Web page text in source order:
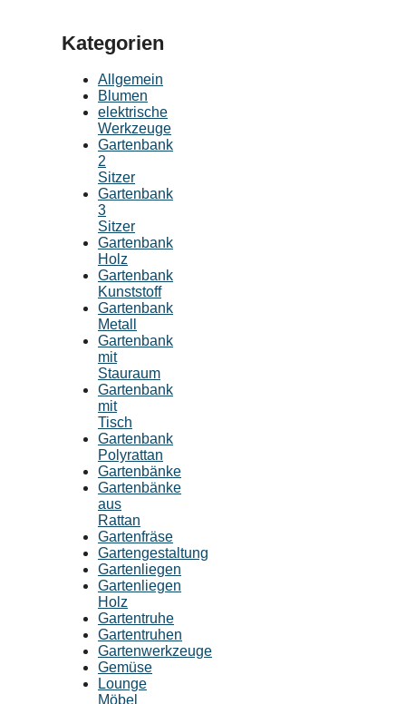
Kategorien
Allgemein
Blumen
elektrische
Werkzeuge
Gartenbank
2
Sitzer
Gartenbank
3
Sitzer
Gartenbank
Holz
Gartenbank
Kunststoff
Gartenbank
Metall
Gartenbank
mit
Stauraum
Gartenbank
mit
Tisch
Gartenbank
Polyrattan
Gartenbänke
Gartenbänke
aus
Rattan
Gartenfräse
Gartengestaltung
Gartenliegen
Gartenliegen
Holz
Gartentruhe
Gartentruhen
Gartenwerkzeuge
Gemüse
Lounge
Möbel